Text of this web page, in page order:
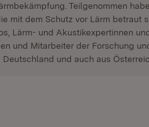
Teilgenommen
mit dem Schutz vor Lärm betraut
Lärm- und Akustikexpertinnen
und Mitarbeiter der Forschung
und auch aus